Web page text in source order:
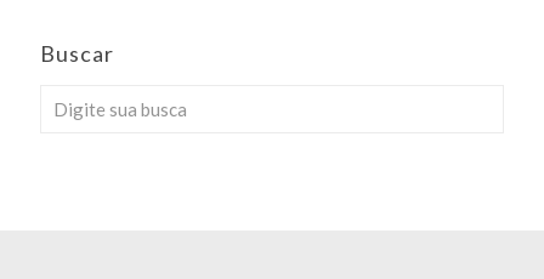
Buscar